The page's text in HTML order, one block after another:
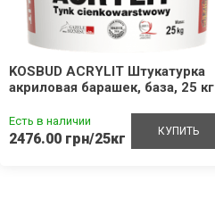
KOSBUD ACRYLIT Штукатурка
акриловая барашек, база, 25 кг
Есть в наличии
2476.00 грн/25кг КУПИТЬ